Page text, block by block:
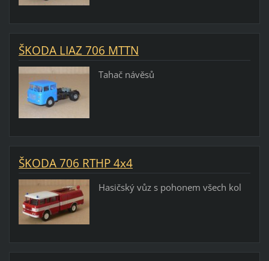
ŠKODA LIAZ 706 MTTN
Tahač návěsů
ŠKODA 706 RTHP 4x4
Hasičský vůz s pohonem všech kol